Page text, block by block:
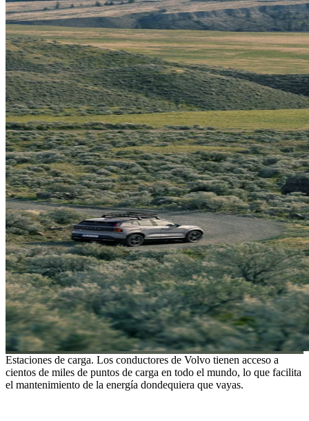
Estaciones de carga. Los conductores de Volvo tienen acceso a
cientos de miles de puntos de carga en todo el mundo, lo que facilita
el mantenimiento de la energía dondequiera que vayas.